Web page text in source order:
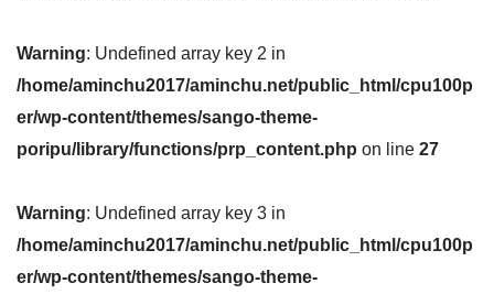
Warning: Undefined array key 2 in
/home/aminchu2017/aminchu.net/public_html/cpu100p
er/wp-content/themes/sango-theme-
poripu/library/functions/prp_content.php on line 27
Warning: Undefined array key 3 in
/home/aminchu2017/aminchu.net/public_html/cpu100p
er/wp-content/themes/sango-theme-